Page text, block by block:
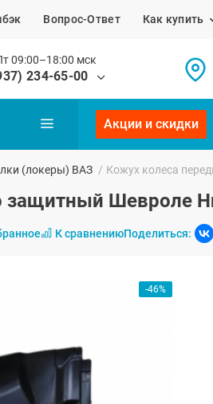
Вопрос-Ответ Как купить
09:00–18:00 мск
234-65-00
Акции и скидки
(локеры) ВАЗ / Кожух колеса
защитный Шевроле
К сравнениюПоделиться:
-46%